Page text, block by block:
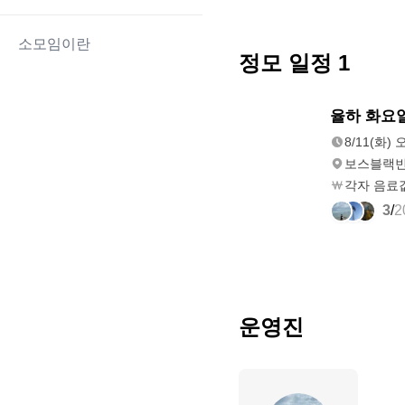
소모임이란
정모 일정 1
율하 화요
8/11(화)
보스블랙빈
각자 음료
3/
운영진